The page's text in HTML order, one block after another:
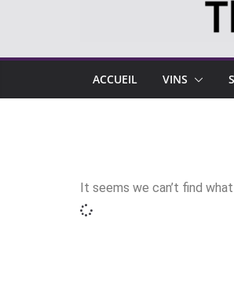
ACCUEIL VINS
It seems we can’t find